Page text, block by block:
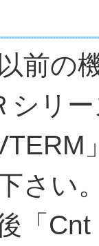
前の
シリ
さい
「